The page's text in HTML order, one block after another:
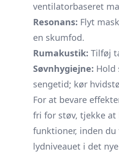
ventilatorbaseret
Resonans: Flyt
en skumfod.
Rumakustik: Tilføj
Søvnhygiejne: Hold
sengetid; kør
For at bevare
fri for støv, tjekke
funktioner, inden
lydniveauet i det